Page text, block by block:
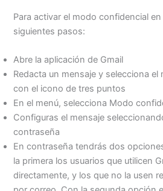
Para activar el modo confidencial
siguientes pasos:
Abre la aplicación de Gmail
Redacta un mensaje y selecciona el
con el icono de tres puntos
En el menú, selecciona Modo
Configuras el mensaje
contraseña
En contraseña tendrás dos
la primera los usuarios que utilicen
directamente, y los que no la usen